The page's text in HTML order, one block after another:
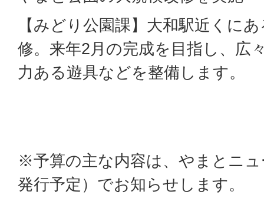
【みどり公園課】大和駅近くに
修。来年2月の完成を目指し、広
力ある遊具などを整備します。
※予算の主な内容は、やまとニ
発行予定）でお知らせします。